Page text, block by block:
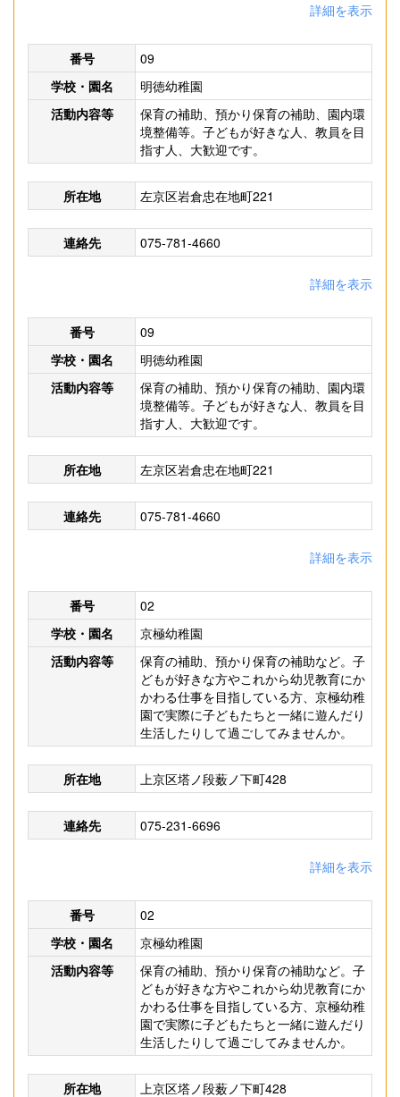
詳細を表示
番号
09
学校・園名
明徳幼稚園
活動内容等
保育の補助、預かり保育の補助、園内環
境整備等。子どもが好きな人、教員を目
指す人、大歓迎です。
所在地 左京区岩倉忠在地町221
連絡先 075-781-4660
詳細を表示
番号
09
学校・園名
明徳幼稚園
活動内容等
保育の補助、預かり保育の補助、園内環
境整備等。子どもが好きな人、教員を目
指す人、大歓迎です。
所在地 左京区岩倉忠在地町221
連絡先 075-781-4660
詳細を表示
番号
02
学校・園名
京極幼稚園
活動内容等
保育の補助、預かり保育の補助など。子
どもが好きな方やこれから幼児教育にか
かわる仕事を目指している方、京極幼稚
園で実際に子どもたちと一緒に遊んだり
生活したりして過ごしてみませんか。
所在地 上京区塔ノ段薮ノ下町428
連絡先 075-231-6696
詳細を表示
番号
02
学校・園名
京極幼稚園
活動内容等
保育の補助、預かり保育の補助など。子
どもが好きな方やこれから幼児教育にか
かわる仕事を目指している方、京極幼稚
園で実際に子どもたちと一緒に遊んだり
生活したりして過ごしてみませんか。
所在地 上京区塔ノ段薮ノ下町428